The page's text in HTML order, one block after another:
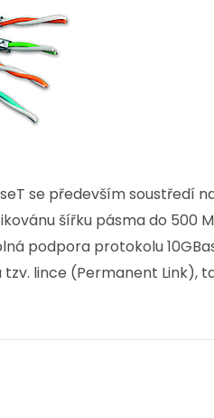
se především soustředí
šířku pásma do 500
podpora protokolu
lince (Permanent Link),